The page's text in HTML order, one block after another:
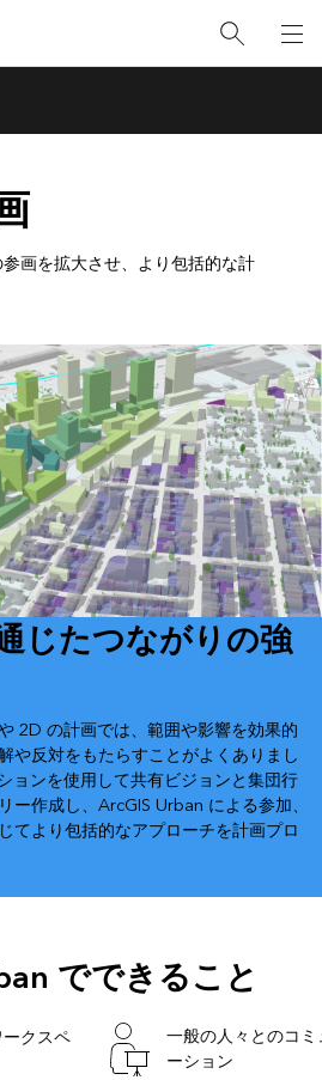
画を拡大させ、より包括的な計
じたつながりの強
2D の計画では、範囲や影響を効果的
や反対をもたらすことがよくありまし
ョンを使用して共有ビジョンと集団行
作成し、ArcGIS Urban による参加、
てより包括的なアプローチを計画プロ
でできること
クスペ
一般の人々とのコ
ーション